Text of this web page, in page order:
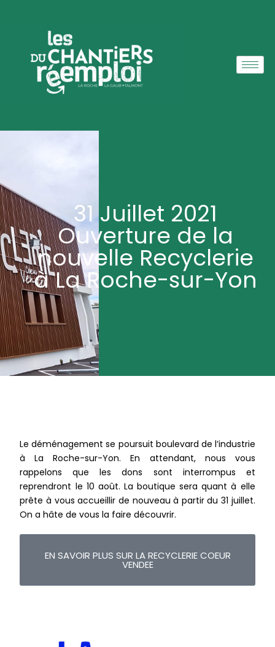
31 Juillet 2021
Ouverture de la
nouvelle Recyclerie
à La Roche-sur-Yon
Le déménagement se poursuit boulevard de l’industrie
à La Roche-sur-Yon. En attendant, nous vous
rappelons que les dons sont interrompus et
reprendront le 10 août. La boutique sera quant à elle
prête à vous accueillir de nouveau à partir du 31 juillet.
On a hâte de vous la faire découvrir.
EN SAVOIR PLUS SUR LA RECYCLERIE COEUR
VENDEE